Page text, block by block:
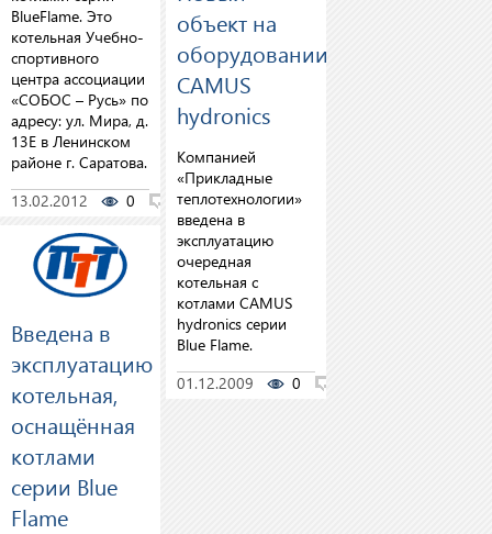
BlueFlame. Это
котельная Учебно-
спортивного
центра ассоциации
«СОБОС – Русь» по
адресу: ул. Мира, д.
13Е в Ленинском
районе г. Саратова.
13.02.2012
0 0
Введена в
эксплуатацию
котельная,
оснащённая
котлами
серии Blue
Flame
объект на
оборудовании
CAMUS
hydronics
Компанией
«Прикладные
теплотехнологии»
введена в
эксплуатацию
очередная
котельная с
котлами CAMUS
hydronics серии
Blue Flame.
01.12.2009
0